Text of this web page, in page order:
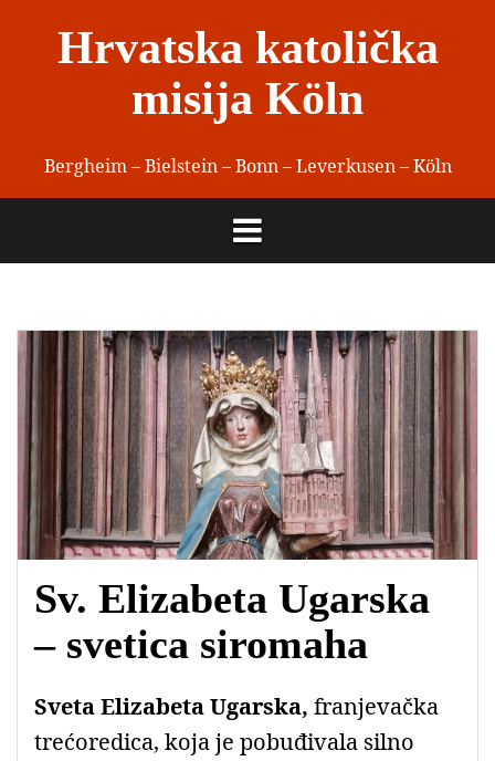
Hrvatska katolička
misija Köln
Bergheim – Bielstein – Bonn – Leverkusen – Köln
Sv. Elizabeta Ugarska
– svetica siromaha
Sveta Elizabeta Ugarska, franjevačka
trećoredica, koja je pobuđivala silno